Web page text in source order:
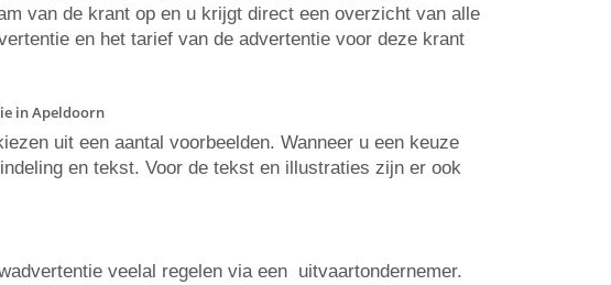
van de krant op en u krijgt direct een overzicht van alle
en het tarief van de advertentie voor deze krant
in Apeldoorn
uit een aantal voorbeelden. Wanneer u een keuze
en tekst. Voor de tekst en illustraties zijn er ook
veelal regelen via een uitvaartondernemer.